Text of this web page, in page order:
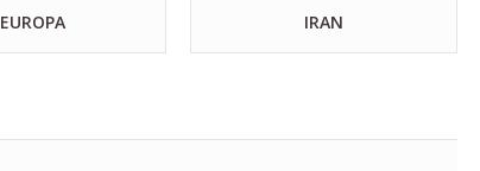
EUROPA
IRAN